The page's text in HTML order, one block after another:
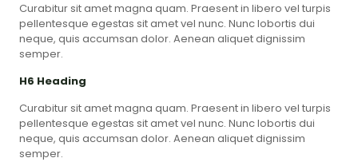
Curabitur sit amet magna quam. Praesent in libero vel turpis
pellentesque egestas sit amet vel nunc. Nunc lobortis dui
neque, quis accumsan dolor. Aenean aliquet dignissim
semper.
H6 Heading
Curabitur sit amet magna quam. Praesent in libero vel turpis
pellentesque egestas sit amet vel nunc. Nunc lobortis dui
neque, quis accumsan dolor. Aenean aliquet dignissim
semper.